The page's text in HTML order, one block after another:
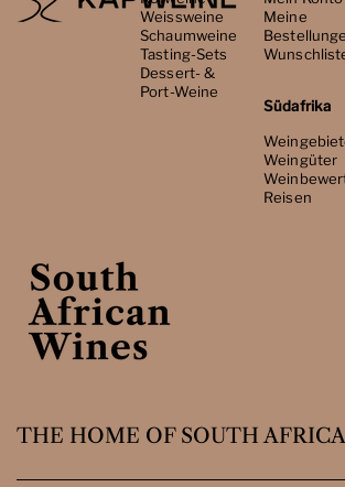
Weissweine
Schaumweine
Tasting-Sets
Dessert- &
Port-Weine
Meine
Südafrika
Weingüter
Reisen
THE HOME OF SOUTH